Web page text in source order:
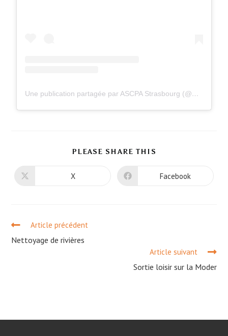
Une publication partagée par ASCPA Strasbourg (@ascpastrasbourg)
PLEASE SHARE THIS
X Facebook
Article précédent
Nettoyage de rivières
Article suivant
Sortie loisir sur la Moder